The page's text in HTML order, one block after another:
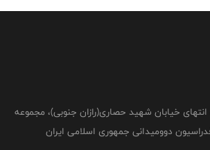
انتهای خیابان شهید حصاری(رازان جنوبی)، مجموعه
دوومیدانی جمهوری اسلامی ایران